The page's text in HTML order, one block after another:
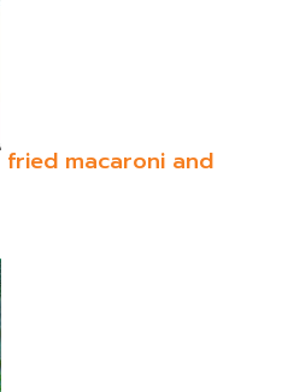
fried macaroni and